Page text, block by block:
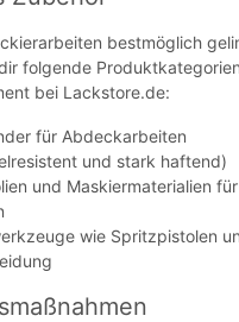
bestmöglich
folgende
bei Lackstore.de:
für Abdeckarbeiten
und stark haftend)
und Maskiermaterialien
wie Spritzpistolen